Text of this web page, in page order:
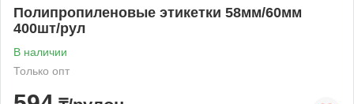
Полипропиленовые этикетки 58мм/60мм
400шт/рул
В наличии
Только опт